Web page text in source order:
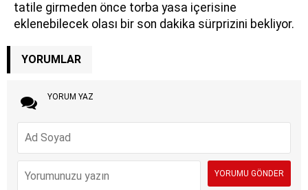
tatile girmeden önce torba yasa içerisine
eklenebilecek olası bir son dakika sürprizini bekliyor.
YORUMLAR
YORUM YAZ